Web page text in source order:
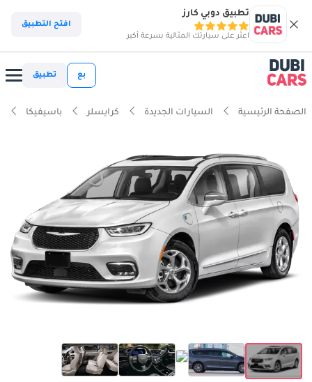
تطبيق دوبي كارز
اعثر على سيارتك المثالية بسرعة أكبر
افتح التطبيق
بع تطبيق
الصفحة الرئيسية السيارات الجديدة كرايسلر باسيفيكا